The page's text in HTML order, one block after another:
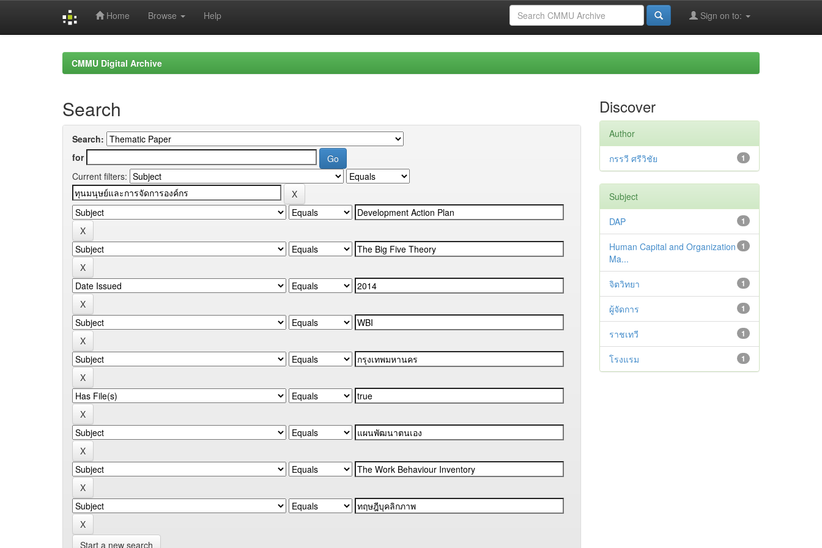
Home Browse Help Sign on to:
CMMU Digital Archive
Search
Search:
for
Current filters:
Start a new search
Discover
Author
1
กรรวี ศรีวิชัย
Subject
1
DAP
1
Human Capital and Organization
Ma...
1
จิตวิทยา
1
ผู้จัดการ
1
ราชเทวี
1
โรงแรม